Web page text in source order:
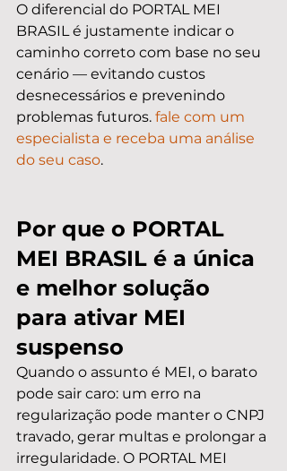
O diferencial do PORTAL MEI
BRASIL é justamente indicar o
caminho correto com base no seu
cenário — evitando custos
desnecessários e prevenindo
problemas futuros. fale com um
especialista e receba uma análise
do seu caso.
Por que o PORTAL
MEI BRASIL é a única
e melhor solução
para ativar MEI
suspenso
Quando o assunto é MEI, o barato
pode sair caro: um erro na
regularização pode manter o CNPJ
travado, gerar multas e prolongar a
irregularidade. O PORTAL MEI